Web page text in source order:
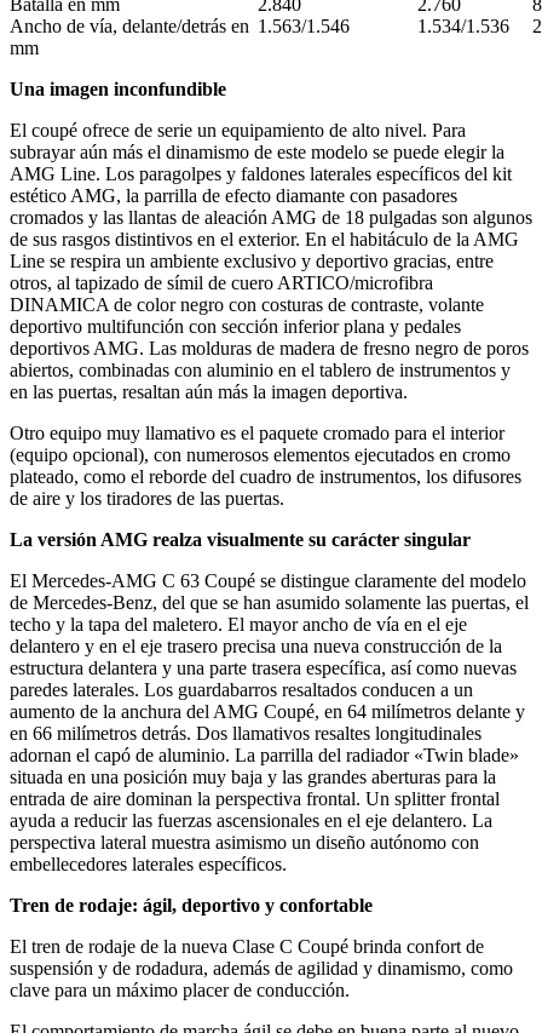
Ancho de vía, delante/detrás en
mm
1.563/1.546 1.534/1.536
Una imagen inconfundible
El coupé ofrece de serie un equipamiento de alto nivel. Para
subrayar aún más el dinamismo de este modelo se puede elegir la
AMG Line. Los paragolpes y faldones laterales específicos del kit
estético AMG, la parrilla de efecto diamante con pasadores
cromados y las llantas de aleación AMG de 18 pulgadas son algunos
de sus rasgos distintivos en el exterior. En el habitáculo de la AMG
Line se respira un ambiente exclusivo y deportivo gracias, entre
otros, al tapizado de símil de cuero ARTICO/microfibra
DINAMICA de color negro con costuras de contraste, volante
deportivo multifunción con sección inferior plana y pedales
deportivos AMG. Las molduras de madera de fresno negro de poros
abiertos, combinadas con aluminio en el tablero de instrumentos y
en las puertas, resaltan aún más la imagen deportiva.
Otro equipo muy llamativo es el paquete cromado para el interior
(equipo opcional), con numerosos elementos ejecutados en cromo
plateado, como el reborde del cuadro de instrumentos, los difusores
de aire y los tiradores de las puertas.
La versión AMG realza visualmente su carácter singular
El Mercedes-AMG C 63 Coupé se distingue claramente del modelo
de Mercedes-Benz, del que se han asumido solamente las puertas, el
techo y la tapa del maletero. El mayor ancho de vía en el eje
delantero y en el eje trasero precisa una nueva construcción de la
estructura delantera y una parte trasera específica, así como nuevas
paredes laterales. Los guardabarros resaltados conducen a un
aumento de la anchura del AMG Coupé, en 64 milímetros delante y
en 66 milímetros detrás. Dos llamativos resaltes longitudinales
adornan el capó de aluminio. La parrilla del radiador «Twin blade»
situada en una posición muy baja y las grandes aberturas para la
entrada de aire dominan la perspectiva frontal. Un splitter frontal
ayuda a reducir las fuerzas ascensionales en el eje delantero. La
perspectiva lateral muestra asimismo un diseño autónomo con
embellecedores laterales específicos.
Tren de rodaje: ágil, deportivo y confortable
El tren de rodaje de la nueva Clase C Coupé brinda confort de
suspensión y de rodadura, además de agilidad y dinamismo, como
clave para un máximo placer de conducción.